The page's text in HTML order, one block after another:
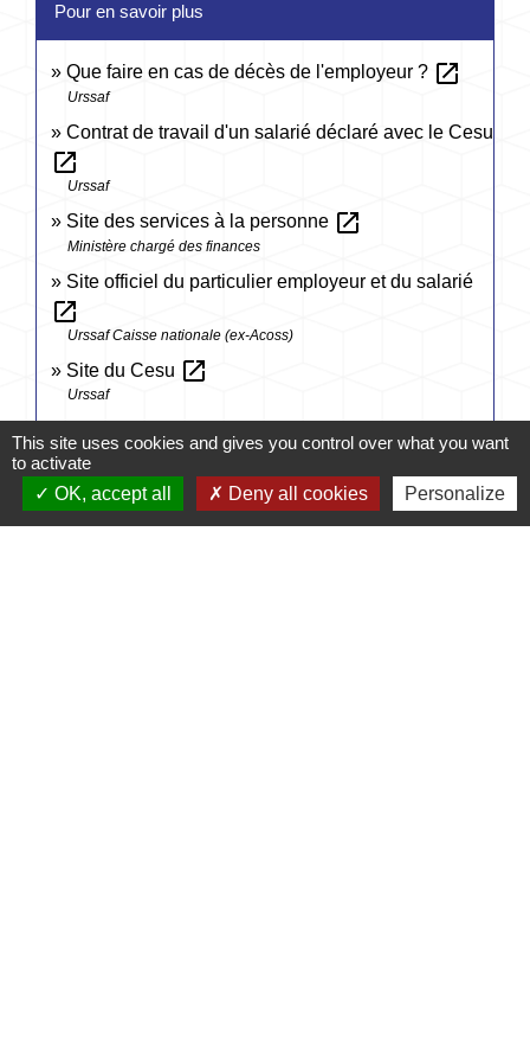
Pour en savoir plus
Que faire en cas de décès de l'employeur ? open_in_new
Urssaf
Contrat de travail d'un salarié déclaré avec le Cesu
open_in_new
Urssaf
Site des services à la personne open_in_new
Ministère chargé des finances
Site officiel du particulier employeur et du salarié
open_in_new
Urssaf Caisse nationale (ex-Acoss)
Site du Cesu open_in_new
Urssaf
This site uses cookies and gives you control over what you want
to activate
OK, accept all
Deny all cookies Personalize